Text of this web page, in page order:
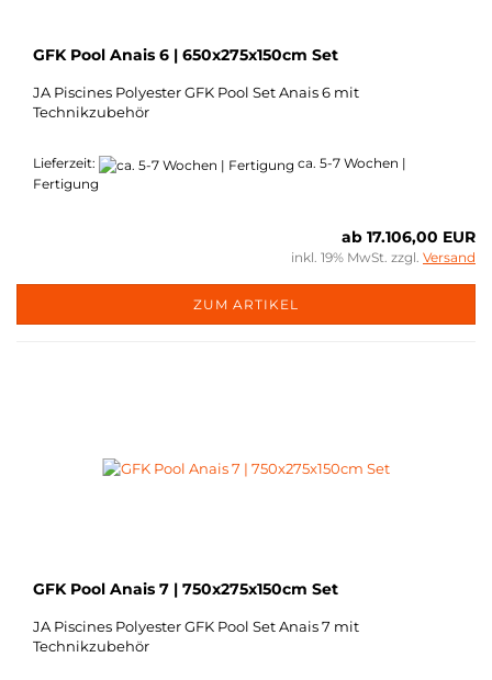
GFK Pool Anais 6 | 650x275x150cm Set
JA Piscines Polyester GFK Pool Set Anais 6 mit
Technikzubehör
Lieferzeit:
ca. 5-7 Wochen |
Fertigung
ab 17.106,00 EUR
inkl. 19% MwSt. zzgl. Versand
ZUM ARTIKEL
GFK Pool Anais 7 | 750x275x150cm Set
JA Piscines Polyester GFK Pool Set Anais 7 mit
Technikzubehör